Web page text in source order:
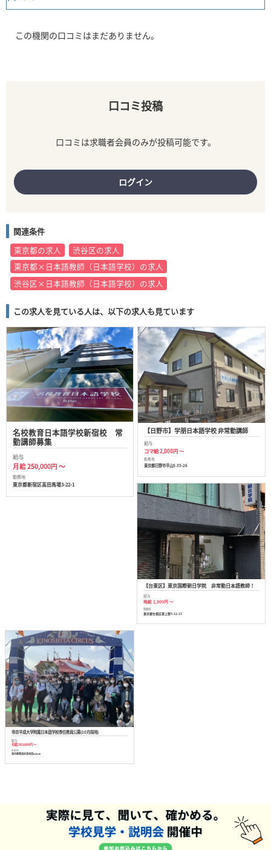
この機関の口コミはまだありません。
口コミ投稿
口コミは求職者会員のみが投稿可能です。
ログイン
関連条件
東京都の求人
渋谷区の求人
東京都×日本語教師（日本語学校）の求人
渋谷区×日本語教師（日本語学校）の求人
この求人を見ている人は、以下の求人も見ています
名校教育日本語学校新宿校 常
勤講師募集
給与
月給 250,000円 ～
勤務地
東京都新宿区高田馬場3-22-1
【日野市】学朋日本語学校 非常勤講師
給与
コマ給 2,000円 ～
勤務地
東京都日野市平山5-35-26
【台東区】東京国際朝日学院 非常勤日本語教師！
給与
時給 2,900円 ～
勤務地
東京都台東区東上野3-12-11
帝京平成大学附属日本語学校専任教員公募(10月採用)
給与
月給 313,800円 ～
勤務地
東京都豊島区東池袋4-26-10